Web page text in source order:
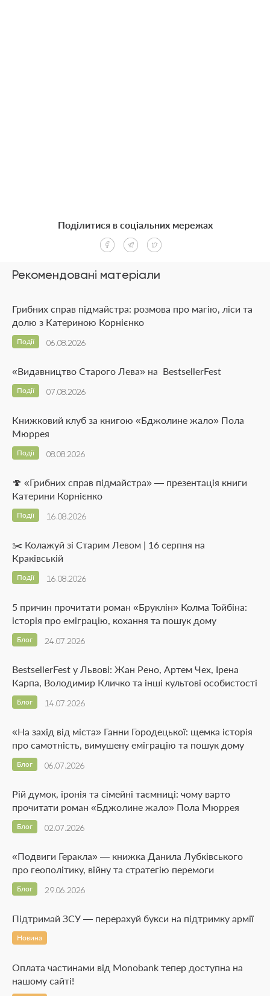
Рекомендовані матеріали
Грибних справ підмайстра: розмова про магію, ліси та
долю з Катериною Корнієнко
06.08.2026
Події
«Видавництво Старого Лева» на BestsellerFest
07.08.2026
Події
Книжковий клуб за книгою «Бджолине жало» Пола
Мюррея
08.08.2026
Події
🍄 «Грибних справ підмайстра» — презентація книги
Катерини Корнієнко
16.08.2026
Події
✂️ Колажуй зі Старим Левом | 16 серпня на
Краківській
16.08.2026
Події
5 причин прочитати роман «Бруклін» Колма Тойбіна:
історія про еміграцію, кохання та пошук дому
24.07.2026
Блог
BestsellerFest у Львові: Жан Рено, Артем Чех, Ірена
Карпа, Володимир Кличко та інші культові особистості
14.07.2026
Блог
«На захід від міста» Ганни Городецької: щемка історія
про самотність, вимушену еміграцію та пошук дому
06.07.2026
Блог
Рій думок, іронія та сімейні таємниці: чому варто
прочитати роман «Бджолине жало» Пола Мюррея
02.07.2026
Блог
«Подвиги Геракла» — книжка Данила Лубківського
про геополітику, війну та стратегію перемоги
29.06.2026
Блог
Підтримай ЗСУ — перерахуй букси на підтримку армії
Новина
Оплата частинами від Monobank тепер доступна на
нашому сайті!
Поділитися в соціальних мережах